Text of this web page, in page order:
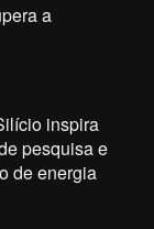
a
inspira
pesquisa e
de energia